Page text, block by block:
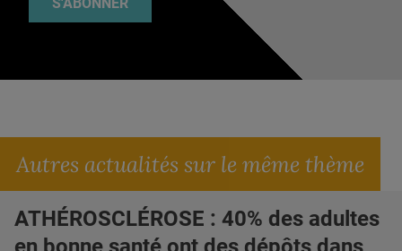
Autres actualités sur le même thème
ATHÉROSCLÉROSE : 40% des adultes